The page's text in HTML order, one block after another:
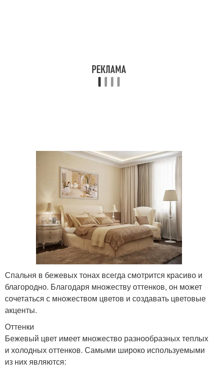
Спальня в бежевых тонах всегда смотрится красиво и
благородно. Благодаря множеству оттенков, он может
сочетаться с множеством цветов и создавать цветовые
акценты.
Оттенки
Бежевый цвет имеет множество разнообразных теплых
и холодных оттенков. Самыми широко используемыми
из них являются: